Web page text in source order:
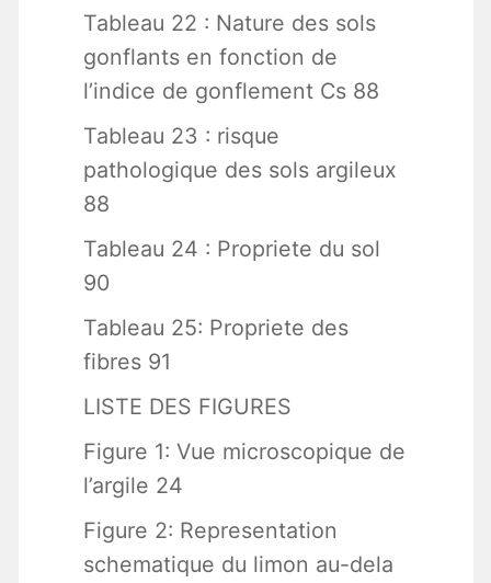
Tableau 22 : Nature des sols
gonflants en fonction de
l’indice de gonflement Cs 88
Tableau 23 : risque
pathologique des sols argileux
88
Tableau 24 : Propriete du sol
90
Tableau 25: Propriete des
fibres 91
LISTE DES FIGURES
Figure 1: Vue microscopique de
l’argile 24
Figure 2: Representation
schematique du limon au-dela